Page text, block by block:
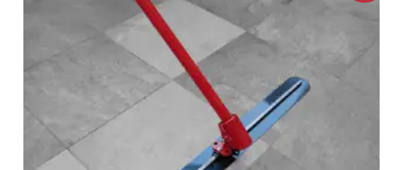
original
era:
$240.900.
actual
es:
$154.000.